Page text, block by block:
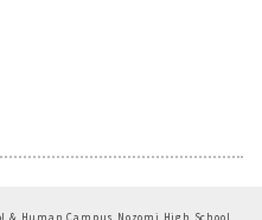
& Human Campus Nozomi High School.